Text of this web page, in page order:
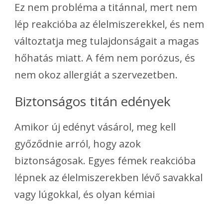
Ez nem probléma a titánnal, mert nem
lép reakcióba az élelmiszerekkel, és nem
változtatja meg tulajdonságait a magas
hőhatás miatt. A fém nem porózus, és
nem okoz allergiát a szervezetben.
Biztonságos titán edények
Amikor új edényt vásárol, meg kell
győződnie arról, hogy azok
biztonságosak. Egyes fémek reakcióba
lépnek az élelmiszerekben lévő savakkal
vagy lúgokkal, és olyan kémiai